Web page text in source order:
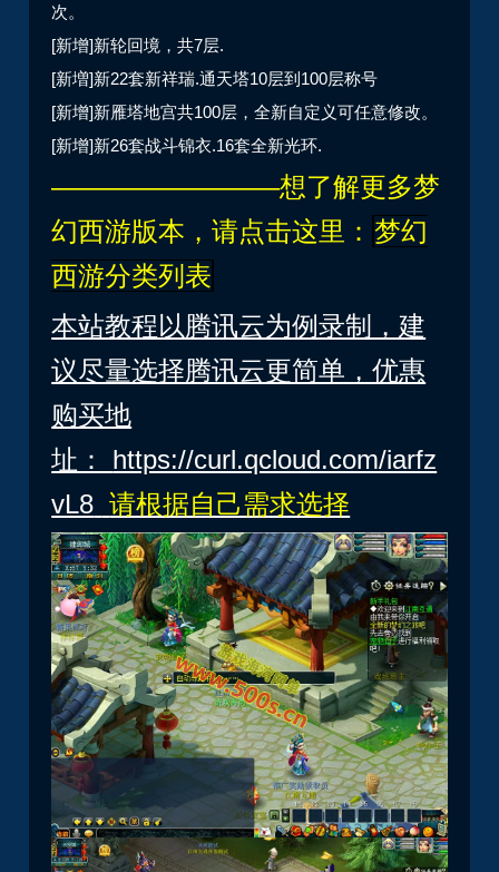
次。
[新增]新轮回境，共7层.
[新増]新22套新祥瑞.通天塔10层到100层称号
[新增]新雁塔地宫共100层，全新自定义可任意修改。
[新增]新26套战斗锦衣.16套全新光环.
————————–想了解更多梦
幻西游版本，请点击这里： 梦幻
西游分类列表
本站教程以腾讯云为例录制，建
议尽量选择腾讯云更简单，优惠
购买地
址： https://curl.qcloud.com/iarfz
vL8 请根据自己需求选择